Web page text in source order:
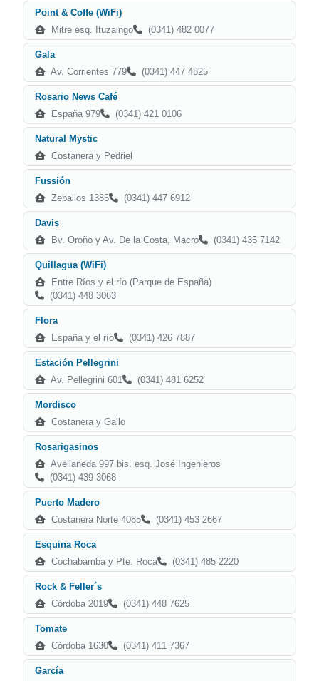
Point & Coffe (WiFi)
Mitre esq. Ituzaingo
(0341) 482 0077
Gala
Av. Corrientes 779
(0341) 447 4825
Rosario News Café
España 979
(0341) 421 0106
Natural Mystic
Costanera y Pedriel
Fussión
Zeballos 1385
(0341) 447 6912
Davis
Bv. Oroño y Av. De la Costa, Macro
(0341) 435 7142
Quillagua (WiFi)
Entre Ríos y el río (Parque de España)
(0341) 448 3063
Flora
España y el río
(0341) 426 7887
Estación Pellegrini
Av. Pellegrini 601
(0341) 481 6252
Mordisco
Costanera y Gallo
Rosarigasinos
Avellaneda 997 bis, esq. José Ingenieros
(0341) 439 3068
Puerto Madero
Costanera Norte 4085
(0341) 453 2667
Esquina Roca
Cochabamba y Pte. Roca
(0341) 485 2220
Rock & Feller´s
Córdoba 2019
(0341) 448 7625
Tomate
Córdoba 1630
(0341) 411 7367
García